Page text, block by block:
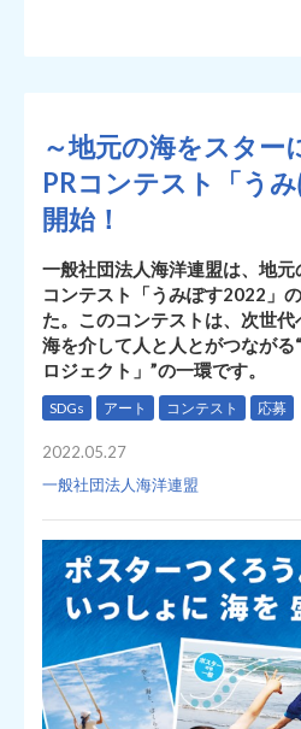
～地元の海をスター
PRコンテスト「う
開始！
一般社団法人海洋連盟は、地
コンテスト「うみぽす2022」
た。このコンテストは、次世代
海を介して人と人とがつなが
ロジェクト」”の一環です。
SDGs アート コンテスト 応募
2022.05.27
一般社団法人海洋連盟